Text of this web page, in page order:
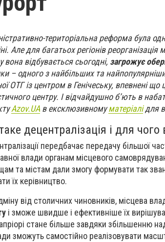
територіальна реформа була
Але для багатьох регіонів
вона відбувається сьогодні, загрожує
– одного з найбільших та
ОТГ із центром в Генічеську, впевнені
центру. І відчайдушно б’ють в
Azov.UA в ексклюзивномуматеріалідля
децентралізація і для чого
передбачає передачу більшої
влади органам місцевого
та містам дали змогу формувати так
їх керівництво.
від столичних чиновників, місцева
і зможе швидше і ефективніше їх
стане більше завдяки збільшенню
зможуть самостійно реалізовувати